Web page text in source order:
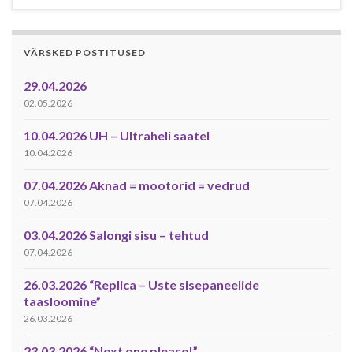
VÄRSKED POSTITUSED
29.04.2026
02.05.2026
10.04.2026 UH – Ultraheli saatel
10.04.2026
07.04.2026 Aknad = mootorid = vedrud
07.04.2026
03.04.2026 Salongi sisu – tehtud
07.04.2026
26.03.2026 “Replica – Uste sisepaneelide
taasloomine”
26.03.2026